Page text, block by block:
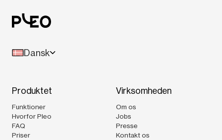
Dansk
Produktet
Funktioner
Hvorfor Pleo
FAQ
Priser
Virksomheden
Om os
Jobs
Presse
Kontakt os